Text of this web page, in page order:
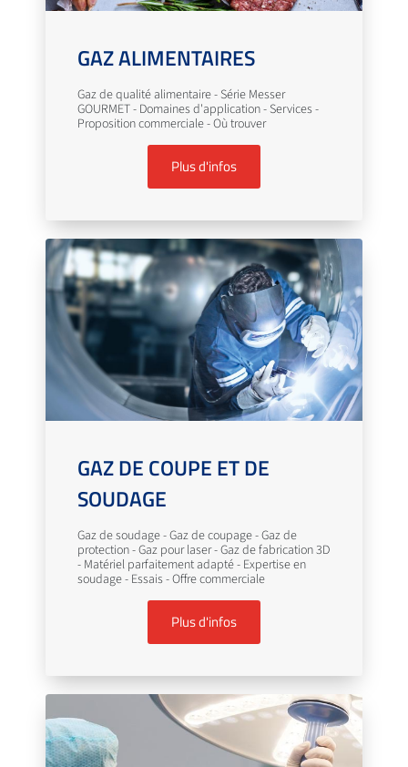
GAZ ALIMENTAIRES
Gaz de qualité alimentaire - Série Messer
GOURMET - Domaines d'application - Services -
Proposition commerciale - Où trouver
Plus d'infos
GAZ DE COUPE ET DE
SOUDAGE
Gaz de soudage - Gaz de coupage - Gaz de
protection - Gaz pour laser - Gaz de fabrication 3D
- Matériel parfaitement adapté - Expertise en
soudage - Essais - Offre commerciale
Plus d'infos